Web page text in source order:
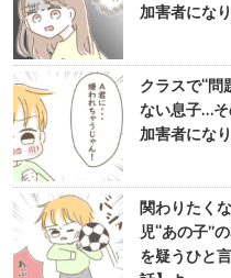
加害者にな
クラスで“問
ない息子…
加害者にな
関わりたく
児“あの子”
を疑うひと